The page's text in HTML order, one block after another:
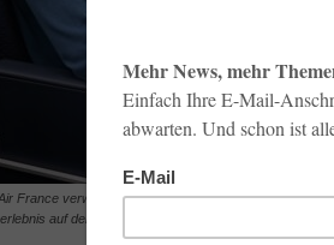
France verwöhnt die Passagiere in der Premium-
auf der Langstrecke (Bild: Air France)